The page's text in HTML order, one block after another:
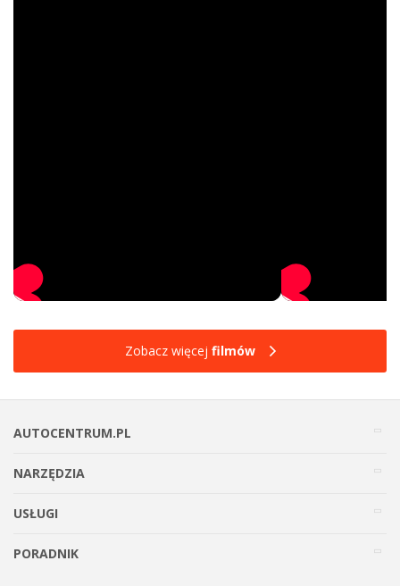
Zobacz więcej filmów
AUTOCENTRUM.PL
NARZĘDZIA
USŁUGI
PORADNIK